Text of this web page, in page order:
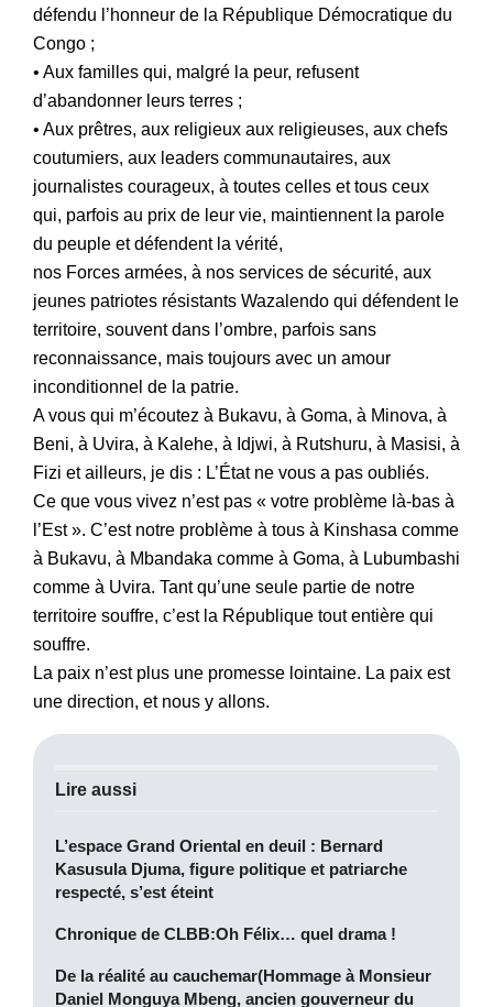
défendu l’honneur de la République Démocratique du
Congo ;
‎• Aux familles qui, malgré la peur, refusent
d’abandonner leurs terres ;
• Aux prêtres, aux religieux aux religieuses, aux chefs
coutumiers, aux leaders communautaires, aux
journalistes courageux, à toutes celles et tous ceux
qui, parfois au prix de leur vie, maintiennent la parole
du peuple et défendent la vérité,
nos Forces armées, à nos services de sécurité, aux
jeunes patriotes résistants Wazalendo qui défendent le
territoire, souvent dans l’ombre, parfois sans
reconnaissance, mais toujours avec un amour
inconditionnel de la patrie.
A vous qui m’écoutez à Bukavu, à Goma, à Minova, à
Beni, à Uvira, à Kalehe, à Idjwi, à Rutshuru, à Masisi, à
Fizi et ailleurs, je dis : L’État ne vous a pas oubliés.
Ce que vous vivez n’est pas « votre problème là-bas à
l’Est ». C’est notre problème à tous à Kinshasa comme
à Bukavu, à Mbandaka comme à Goma, à Lubumbashi
comme à Uvira. Tant qu’une seule partie de notre
territoire souffre, c’est la République tout entière qui
souffre.
‎La paix n’est plus une promesse lointaine. La paix est
une direction, et nous y allons.
Lire aussi
L’espace Grand Oriental en deuil : Bernard
Kasusula Djuma, figure politique et patriarche
respecté, s’est éteint
Chronique de CLBB:Oh Félix… quel drama !
De la réalité au cauchemar(Hommage à Monsieur
Daniel Monguya Mbeng, ancien gouverneur du